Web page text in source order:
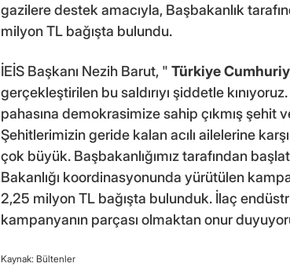
gazilere destek amacıyla, Başbakanlık
milyon TL bağışta bulundu.
İEİS Başkanı Nezih Barut, " Türkiye
gerçekleştirilen bu saldırıyı şiddetle
pahasına demokrasimize sahip çıkmış
Şehitlerimizin geride kalan acılı ailelerine
çok büyük. Başbakanlığımız tarafından
Bakanlığı koordinasyonunda yürütülen
2,25 milyon TL bağışta bulunduk. İlaç
kampanyanın parçası olmaktan onur
Kaynak: Bültenler